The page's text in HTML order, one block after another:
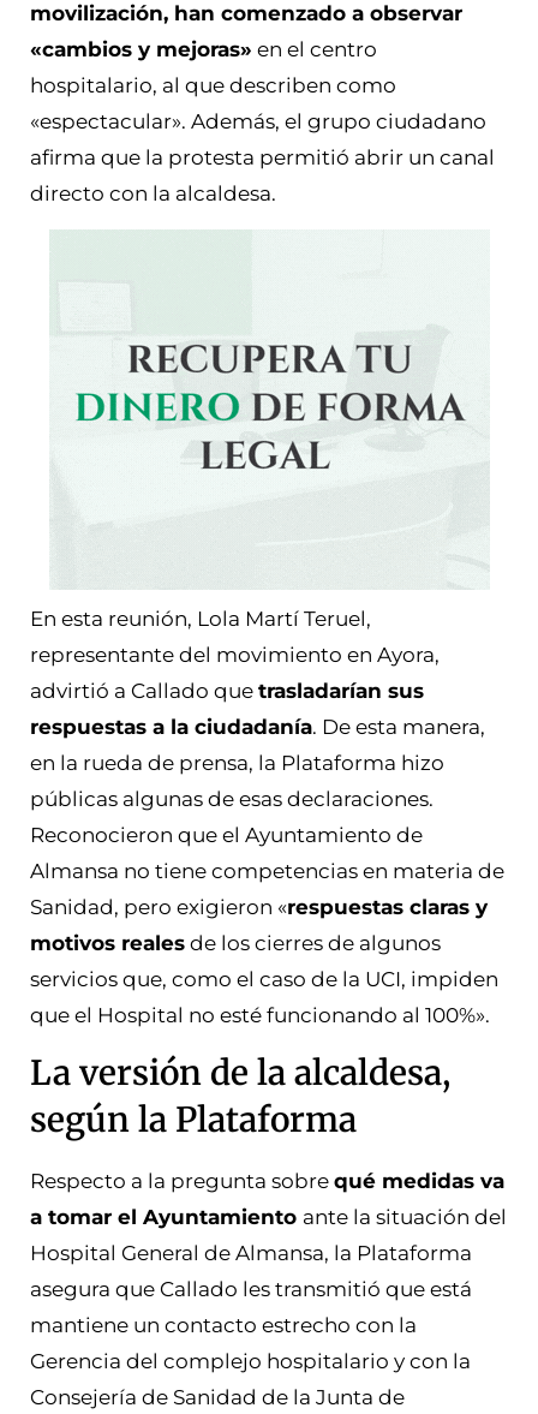
movilización, han comenzado a observar
«cambios y mejoras» en el centro
hospitalario, al que describen como
«espectacular». Además, el grupo ciudadano
afirma que la protesta permitió abrir un canal
directo con la alcaldesa.
En esta reunión, Lola Martí Teruel,
representante del movimiento en Ayora,
advirtió a Callado que trasladarían sus
respuestas a la ciudadanía. De esta manera,
en la rueda de prensa, la Plataforma hizo
públicas algunas de esas declaraciones.
Reconocieron que el Ayuntamiento de
Almansa no tiene competencias en materia de
Sanidad, pero exigieron «respuestas claras y
motivos reales de los cierres de algunos
servicios que, como el caso de la UCI, impiden
que el Hospital no esté funcionando al 100%».
La versión de la alcaldesa,
según la Plataforma
Respecto a la pregunta sobre qué medidas va
a tomar el Ayuntamiento ante la situación del
Hospital General de Almansa, la Plataforma
asegura que Callado les transmitió que está
mantiene un contacto estrecho con la
Gerencia del complejo hospitalario y con la
Consejería de Sanidad de la Junta de